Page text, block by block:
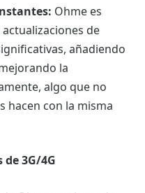
Ohme es
de
añadiendo
la
algo que no
hacen con la misma
3G/4G